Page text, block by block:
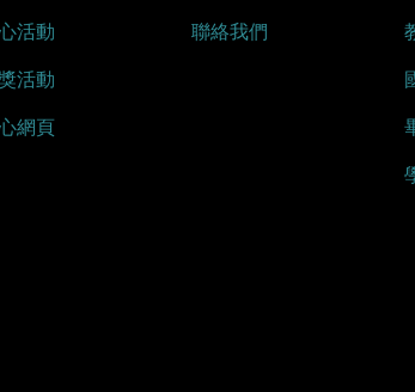
活動
活動
網頁
聯絡我們